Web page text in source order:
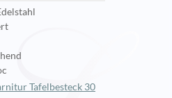
Tafelbesteck 30